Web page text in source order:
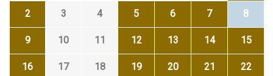
2 3 4 5 6 7 8
9 10 11 12 13 14 15
16 17 18 19 20 21 22